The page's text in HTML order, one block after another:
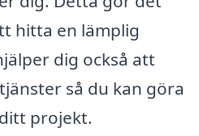
hitta en lämplig
dig också att
så du kan göra
projekt.